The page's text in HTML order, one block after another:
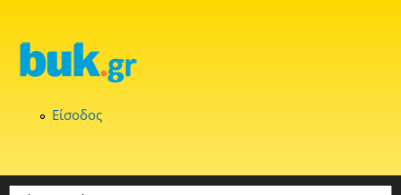
Είσοδος